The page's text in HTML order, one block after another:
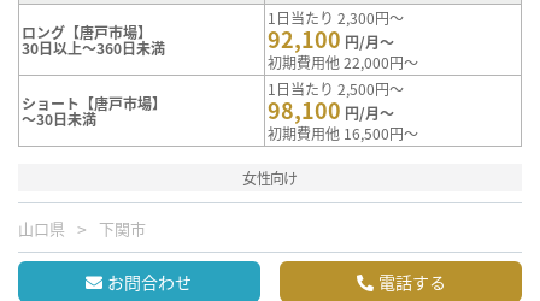
ロング【唐戸市場】
30日以上～360日未満
1日当たり 2,300円～
92,100 円/月～
初期費用他 22,000円～
ショート【唐戸市場】
～30日未満
1日当たり 2,500円～
98,100 円/月～
初期費用他 16,500円～
女性向け
山口県 下関市
お問合わせ 電話する